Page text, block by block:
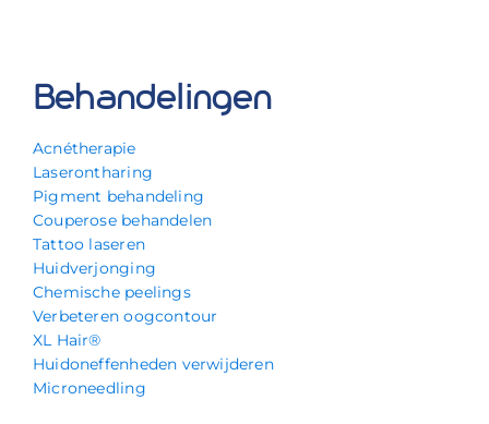
Behandelingen
Acnétherapie
Laserontharing
Pigment behandeling
Couperose behandelen
Tattoo laseren
Huidverjonging
Chemische peelings
Verbeteren oogcontour
XL Hair®
Huidoneffenheden verwijderen
Microneedling